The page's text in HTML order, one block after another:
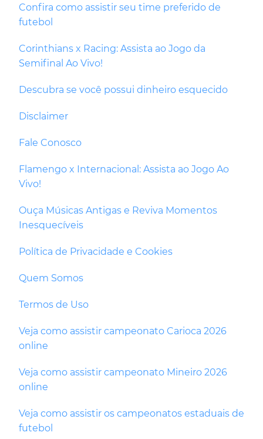
Confira como assistir seu time preferido de
futebol
Corinthians x Racing: Assista ao Jogo da
Semifinal Ao Vivo!
Descubra se você possui dinheiro esquecido
Disclaimer
Fale Conosco
Flamengo x Internacional: Assista ao Jogo Ao
Vivo!
Ouça Músicas Antigas e Reviva Momentos
Inesquecíveis
Política de Privacidade e Cookies
Quem Somos
Termos de Uso
Veja como assistir campeonato Carioca 2026
online
Veja como assistir campeonato Mineiro 2026
online
Veja como assistir os campeonatos estaduais de
futebol